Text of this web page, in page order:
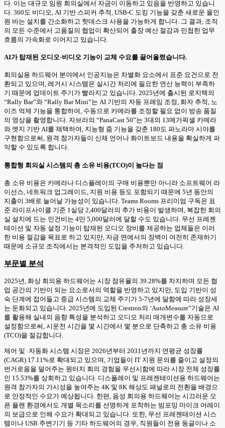
다. 이는 대규모 임원 회의실에서 자금이 이동하고 있음을 반영하고 있습니
다. 360도 비디오, AI 기반 스피커 추적, USB-C 도킹 기능을 갖춘 새로운 올인
원 바는 설치를 간소화하고 핫데스크 사용을 가능하게 합니다. 그 결과, 조직
의 모든 수준에서 고품질의 협업이 확산되어 출장 예산 절감과 민첩한 업무
흐름의 가속화로 이어지고 있습니다.
AI가 탑재된 오디오·비디오 기능이 교체 수요를 끌어올렸습니다.
회의실용 하드웨어 분야에서 인공지능은 차별화 요소에서 표준 요건으로 전
환되고 있으며, 레거시 시스템은 실시간 처리에 필요한 연산 능력이 부족하
기 때문에 업데이트 주기가 빨라지고 있습니다. 2025년에 출시된 로지텍의
“Rally Bar”와 “Rally Bar Mini”는 AI 기반의 자동 프레임 조정, 화자 추적, 노
이즈 억제 기능을 통합하여, 수동으로 카메라를 조정할 필요 없이 방송 품질
의 영상을 촬영합니다. 자브라의 “PanaCast 50”는 3대의 13메가픽셀 카메라
와 엣지 기반 AI를 채택하여, 지능형 줌 기능을 갖춘 180도 파노라마 시야를
구현함으로써, 원격 참가자들이 신체 언어나 화이트보드 내용을 확실하게 파
악할 수 있도록 합니다.
통합형 회의실 시스템의 총 소유 비용(TCO)이 높다는 점
총 소유 비용은 카메라나 디스플레이의 구매 비용뿐만 아니라 소프트웨어 라
이선스, 네트워크 업그레이드, 지원 비용 등도 포함되기 때문에 5년 동안의
지출이 3배로 늘어날 가능성이 있습니다. Teams Rooms 프리미엄 구독은 표
준 라이프사이클 기준 1실당 2,400달러의 추가 비용이 발생하며, 복잡한 회의
실 설치에 드는 인건비는 4만 5,000달러에 달할 수도 있습니다. 무선 프레젠
테이션 및 자동 설정 기능이 탑재된 오디오 장비를 제공하는 업체들은 이러
한 비용 절감을 목표로 하고 있지만, 자금 면에서의 장벽이 여전히 존재하기
때문에 소규모 조직에서는 본격적인 도입을 주저하고 있습니다.
부문별 분석
2025년, 화상 회의용 하드웨어는 시장 점유율의 39.28%를 차지하며 모든 협
업 공간의 기반이 되는 요소로서의 역할을 반영하고 있지만, 도입 기반이 성
숙 단계에 접어들고 중급 시스템의 교체 주기가 5-7년에 달함에 따라 성장세
는 둔화되고 있습니다. 2025년에 도입된 Crestron의 ‘AutoMeasure”기술은 AI
를 활용해 실내의 음향 특성을 분석하고 오디오 처리 매개변수를 자동으로
설정함으로써, 시운전 시간을 몇 시간에서 몇 분으로 단축하고 총 소유 비용
(TCO)을 절감합니다.
제어 및 ·자동화 시스템 시장은 2026년부터 2031년까지 연평균 성장률
(CAGR) 17.11%로 확대되고 있으며, 기업들이 IT 지원 문의를 줄이고 설정의
번거로움을 덜어주는 원터치 회의 경험을 우선시함에 따라 시장 전체 성장률
인 15.53%를 상회하고 있습니다. 디스플레이 및 프레젠테이션용 하드웨어는
원격 참가자의 가시성을 높여주는 4K 및 8K 해상도 패널로의 전환을 배경으
로 안정적인 수요가 예상됩니다. 한편, 음성 회의용 하드웨어는 시끄러운 오
픈 플랜 환경에서도 개별 목소리를 선명하게 포착하는 빔포밍 마이크 어레이
의 보급으로 인해 수요가 확대되고 있습니다. 또한, 무선 프레젠테이션 시스
템이나 USB 주변기기 등 기타 하드웨어의 경우, 직원들이 전용 동글이나 소